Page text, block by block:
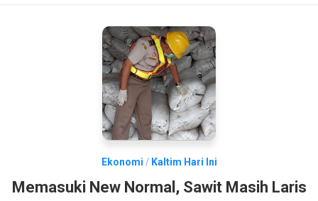
Ekonomi / Kaltim Hari Ini
Memasuki New Normal, Sawit Masih Laris